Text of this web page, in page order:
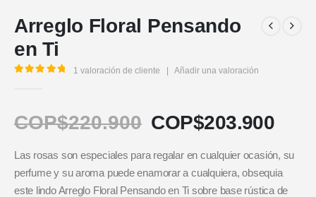
Arreglo Floral Pensando
en Ti
1 valoración de cliente | Añadir una valoración
COP$220.900 COP$203.900
Las rosas son especiales para regalar en cualquier ocasión, su
perfume y su aroma puede enamorar a cualquiera, obsequia
este lindo Arreglo Floral Pensando en Ti sobre base rústica de